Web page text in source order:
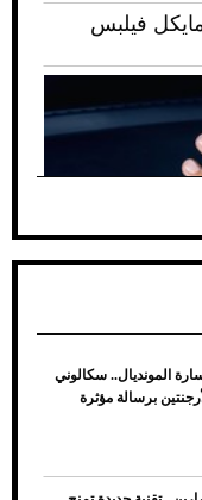
فيلبس
أشهر
المونديال.. سكالوني
برسالة مؤثرة